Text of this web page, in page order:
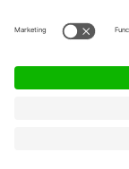
Werken bij ons
Algemene